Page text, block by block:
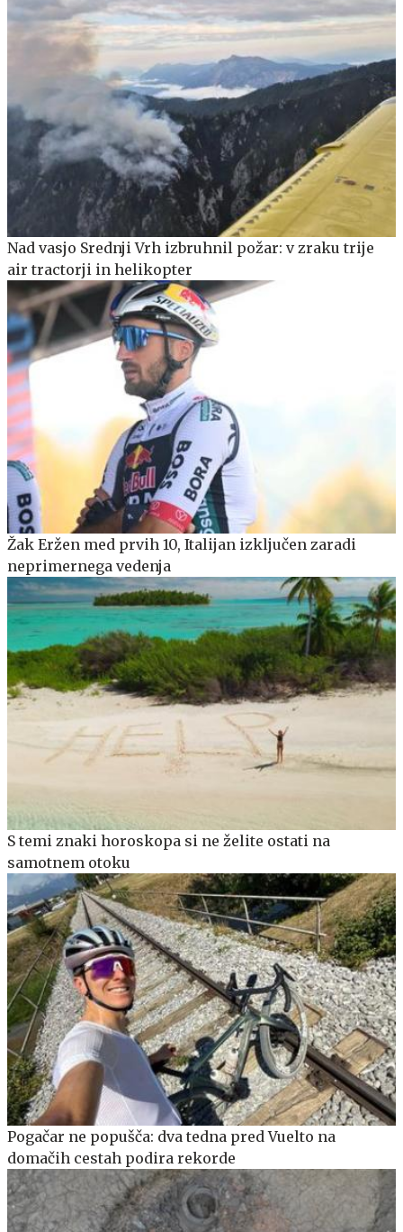
Nad vasjo Srednji Vrh izbruhnil požar: v zraku trije
air tractorji in helikopter
Žak Eržen med prvih 10, Italijan izključen zaradi
neprimernega vedenja
S temi znaki horoskopa si ne želite ostati na
samotnem otoku
Pogačar ne popušča: dva tedna pred Vuelto na
domačih cestah podira rekorde